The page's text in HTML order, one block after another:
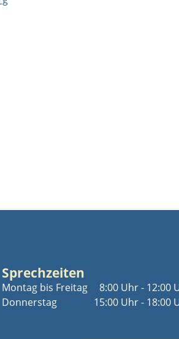
Sprechzeiten
Montag bis Freitag
Donnerstag
8:00 Uhr - 12:00
15:00 Uhr - 18:00